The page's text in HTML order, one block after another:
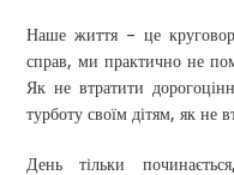
Наше життя – це
справ, ми практично не
Як не втратити
турботу своїм дітям, як не
День тільки